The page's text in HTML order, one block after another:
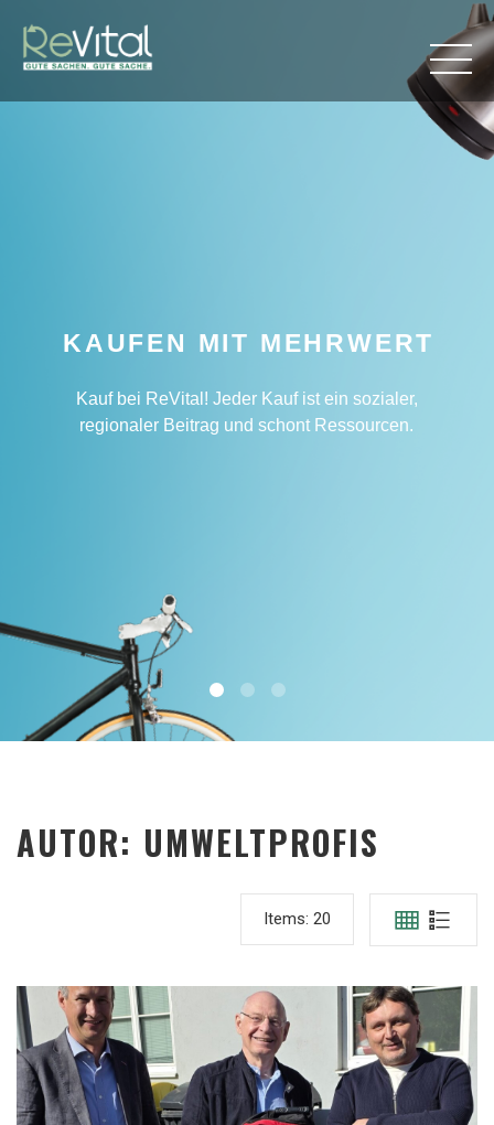
KAUFEN MIT MEHRWERT
Kauf bei ReVital! Jeder Kauf ist ein sozialer,
regionaler Beitrag und schont Ressourcen.
AUTOR: UMWELTPROFIS
Items: 20